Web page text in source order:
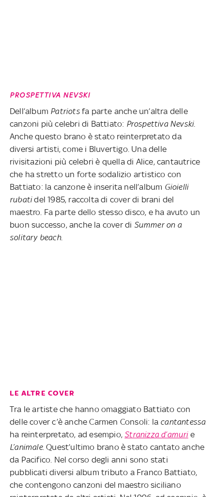
PROSPETTIVA NEVSKI
Dell’album Patriotsfa parte anche un’altra delle
canzoni più celebri di Battiato: Prospettiva Nevski.
Anche questo brano è stato reinterpretato da
diversi artisti, come i Bluvertigo. Una delle
rivisitazioni più celebri è quella di Alice, cantautrice
che ha stretto un forte sodalizio artistico con
Battiato: la canzone è inserita nell’album Gioielli
rubatidel 1985, raccolta di cover di brani del
maestro. Fa parte dello stesso disco, e ha avuto un
buon successo, anche la cover di Summer on a
solitary beach.
LE ALTRE COVER
Tra le artiste che hanno omaggiato Battiato con
delle cover c’è anche Carmen Consoli: la cantantessa
ha reinterpretato, ad esempio,Stranizza d’amurie
L’animale. Quest’ultimo brano è stato cantato anche
da Pacifico. Nel corso degli anni sono stati
pubblicati diversi album tributo a Franco Battiato,
che contengono canzoni del maestro siciliano